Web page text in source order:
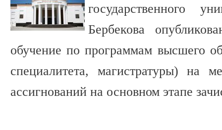
государственного
Бербекова
обучение по программам высшего
специалитета, магистратуры) на
ассигнований на основном этапе